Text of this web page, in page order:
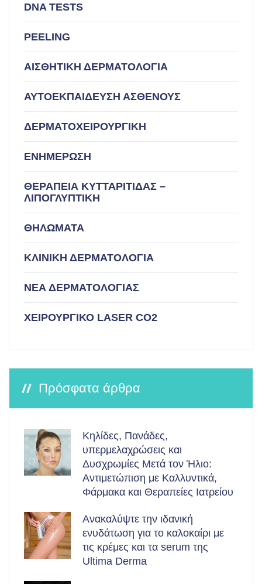
DNA TESTS
PEELING
ΑΙΣΘΗΤΙΚΗ ΔΕΡΜΑΤΟΛΟΓΙΑ
ΑΥΤΟΕΚΠΑΙΔΕΥΣΗ ΑΣΘΕΝΟΥΣ
ΔΕΡΜΑΤΟΧΕΙΡΟΥΡΓΙΚΗ
ΕΝΗΜΕΡΩΣΗ
ΘΕΡΑΠΕΙΑ ΚΥΤΤΑΡΙΤΙΔΑΣ –
ΛΙΠΟΓΛΥΠΤΙΚΗ
ΘΗΛΩΜΑΤΑ
ΚΛΙΝΙΚΗ ΔΕΡΜΑΤΟΛΟΓΙΑ
ΝΕΑ ΔΕΡΜΑΤΟΛΟΓΙΑΣ
ΧΕΙΡΟΥΡΓΙΚΟ LASER CO2
Πρόσφατα άρθρα
Κηλίδες, Πανάδες,
υπερμελαχρώσεις και
Δυσχρωμίες Μετά τον Ήλιο:
Αντιμετώπιση με Καλλυντικά,
Φάρμακα και Θεραπείες Ιατρείου
Ανακαλύψτε την ιδανική
ενυδάτωση για το καλοκαίρι με
τις κρέμες και τα serum της
Ultima Derma